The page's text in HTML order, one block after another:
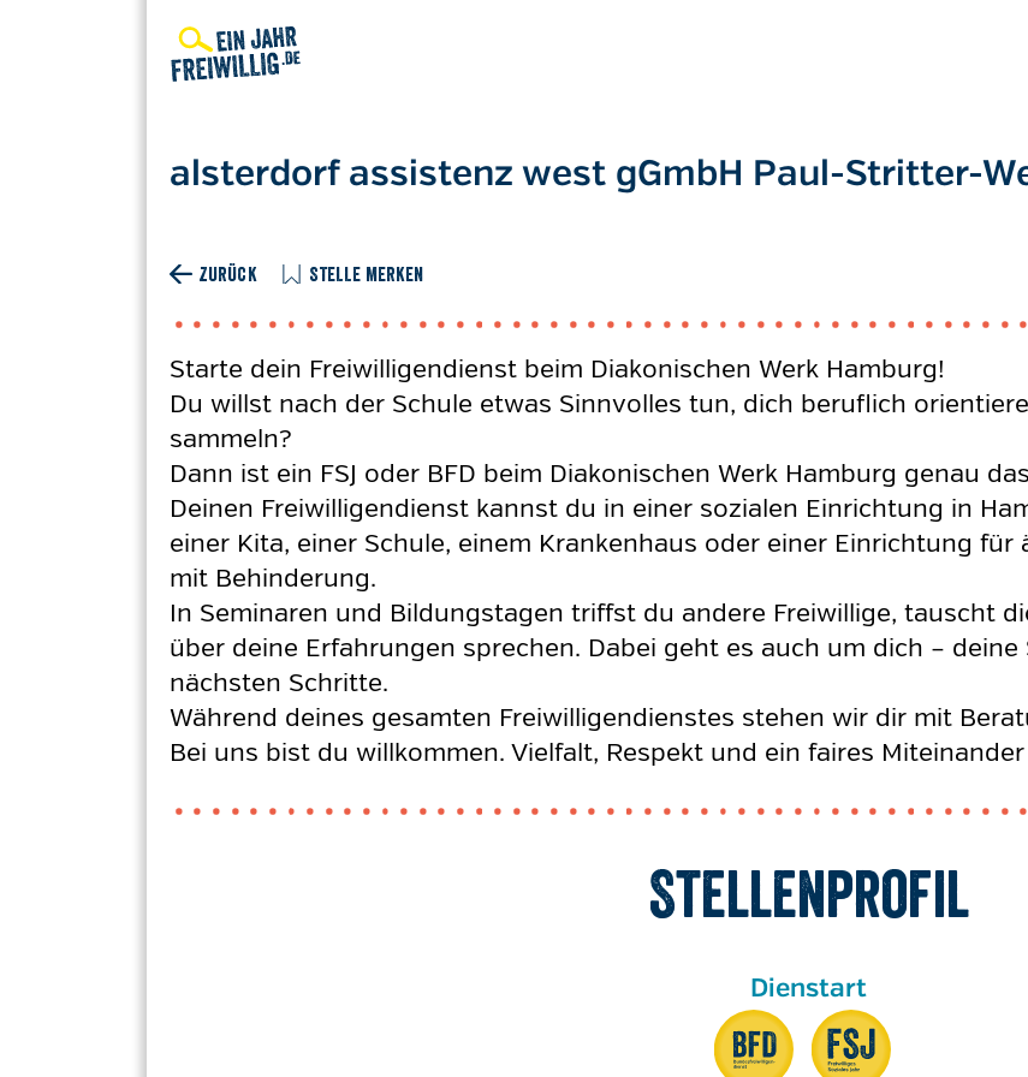
alsterdorf assistenz west gGmbH Paul-Stritter-
ZURÜCK STELLE MERKEN
Starte dein Freiwilligendienst beim Diakonischen Werk Hamburg!
Du willst nach der Schule etwas Sinnvolles tun, dich beruflich
sammeln?
Dann ist ein FSJ oder BFD beim Diakonischen Werk Hamburg genau
Deinen Freiwilligendienst kannst du in einer sozialen Einrichtung in
einer Kita, einer Schule, einem Krankenhaus oder einer Einrichtung
mit Behinderung.
In Seminaren und Bildungstagen triffst du andere Freiwillige, tauscht
über deine Erfahrungen sprechen. Dabei geht es auch um dich –
nächsten Schritte.
Während deines gesamten Freiwilligendienstes stehen wir dir mit
Bei uns bist du willkommen. Vielfalt, Respekt und ein faires
Stellenprofil